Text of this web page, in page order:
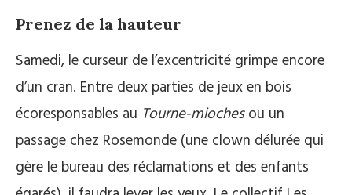
Prenez de la hauteur
Samedi, le curseur de l’excentricité grimpe encore
d’un cran. Entre deux parties de jeux en bois
écoresponsables au Tourne-miochesou un
passage chez Rosemonde (une clown délurée qui
gère le bureau des réclamations et des enfants